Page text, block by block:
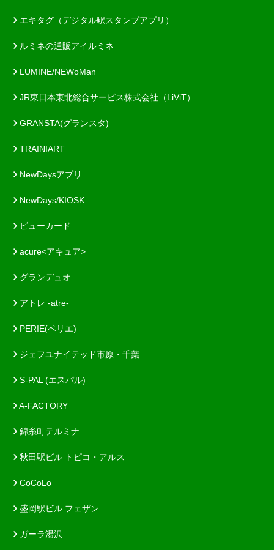
エキタグ（デジタル駅スタンプアプリ）
ルミネの通販アイルミネ
LUMINE/NEWoMan
JR東日本東北総合サービス株式会社（LiViT）
GRANSTA(グランスタ)
TRAINIART
NewDaysアプリ
NewDays/KIOSK
ビューカード
acure<アキュア>
グランデュオ
アトレ -atre-
PERIE(ペリエ)
ジェフユナイテッド市原・千葉
S-PAL (エスパル)
A-FACTORY
錦糸町テルミナ
秋田駅ビル トピコ・アルス
CoCoLo
盛岡駅ビル フェザン
ガーラ湯沢